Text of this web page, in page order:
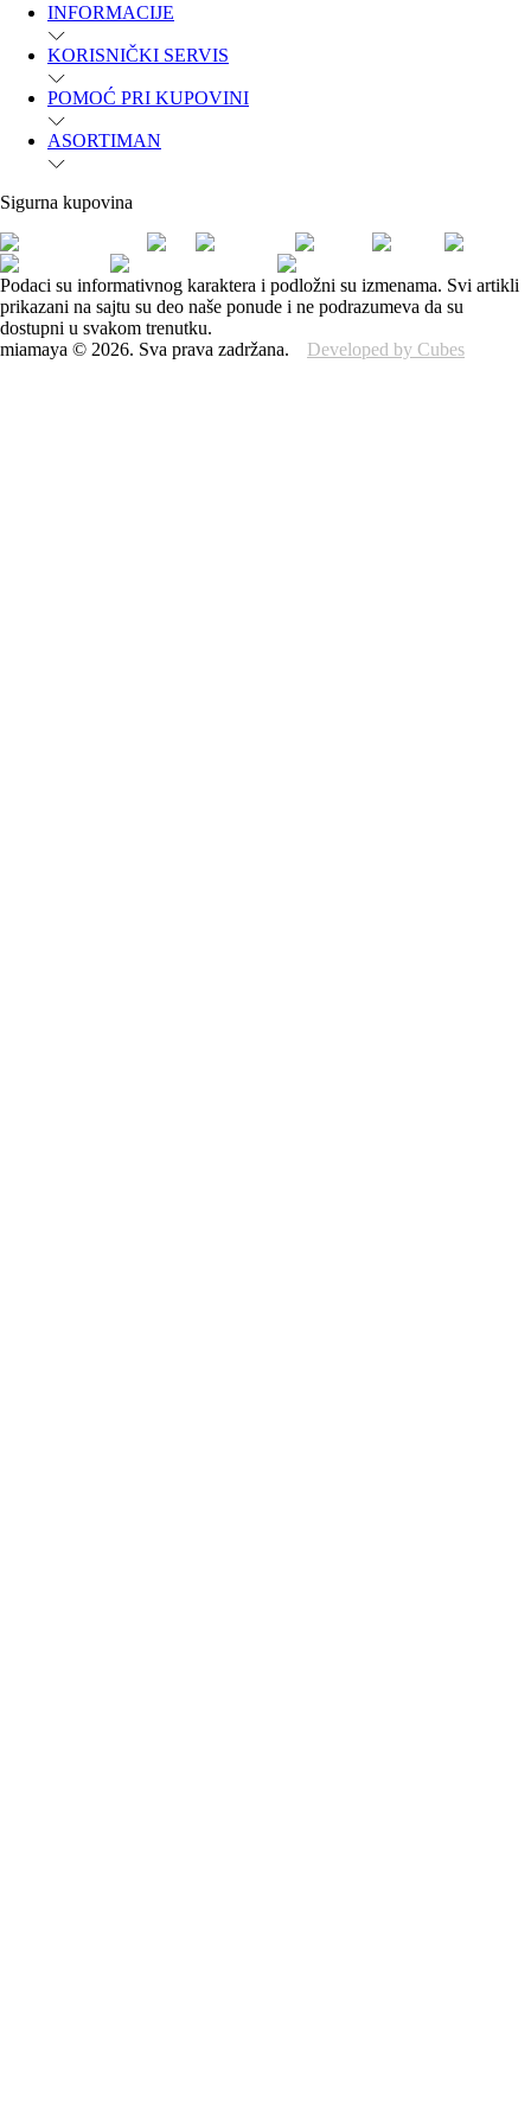
INFORMACIJE
KORISNIČKI SERVIS
POMOĆ PRI KUPOVINI
ASORTIMAN
Sigurna kupovina
Podaci su informativnog karaktera i podložni su izmenama. Svi artikli
prikazani na sajtu su deo naše ponude i ne podrazumeva da su
dostupni u svakom trenutku.
miamaya © 2026. Sva prava zadržana. Developed by Cubes